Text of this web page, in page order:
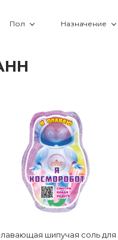
Пол Назначение
шипучая соль для